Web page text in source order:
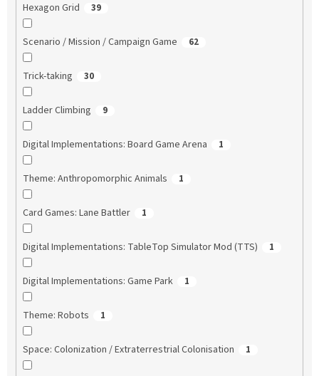
Hexagon Grid 39
Scenario / Mission / Campaign Game 62
Trick-taking 30
Ladder Climbing 9
Digital Implementations: Board Game Arena 1
Theme: Anthropomorphic Animals 1
Card Games: Lane Battler 1
Digital Implementations: TableTop Simulator Mod (TTS) 1
Digital Implementations: Game Park 1
Theme: Robots 1
Space: Colonization / Extraterrestrial Colonisation 1